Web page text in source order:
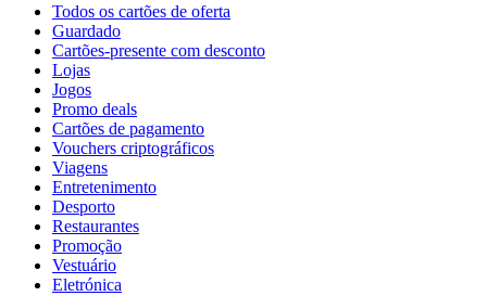
Todos os cartões de oferta
Guardado
Cartões-presente com desconto
Lojas
Jogos
Promo deals
Cartões de pagamento
Vouchers criptográficos
Viagens
Entretenimento
Desporto
Restaurantes
Promoção
Vestuário
Eletrónica